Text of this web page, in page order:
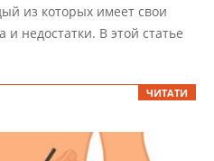
из которых имеет свои
недостатки. В этой статье
ЧИТАТИ